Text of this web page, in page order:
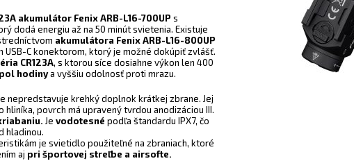
akumulátor Fenix ARB-L16-700UP s
dodá energiu až na 50 minút svietenia. Existuje
akumulátora Fenix ARB-L16-800UP
USB-C konektorom, ktorý je možné dokúpiť zvlášť.
CR123A, s ktorou síce dosiahne výkon len 400
hodinya vyššiu odolnosť proti mrazu.
nepredstavuje krehký doplnok krátkej zbrane. Jej
povrch má upravený tvrdou anodizáciou III.
Jevodotesné podľa štandardu IPX7, čo
hladinou.
je svietidlo použiteľné na zbraniach, ktoré
aj pri športovej streľbe a airsofte.